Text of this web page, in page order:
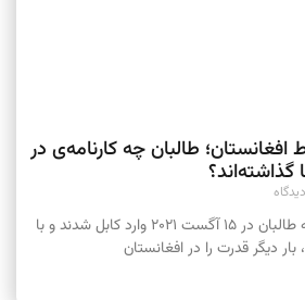
طالبان چه کارنامه‌ی در
پنج سال از روزی می‌گذرد که طالبان در ۱۵ آگست ۲۰۲۱ وارد کابل شدند و با
دیگر قدرت را در افغانستان